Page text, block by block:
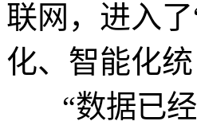
联网，进入
化、智能化统
“数据已经